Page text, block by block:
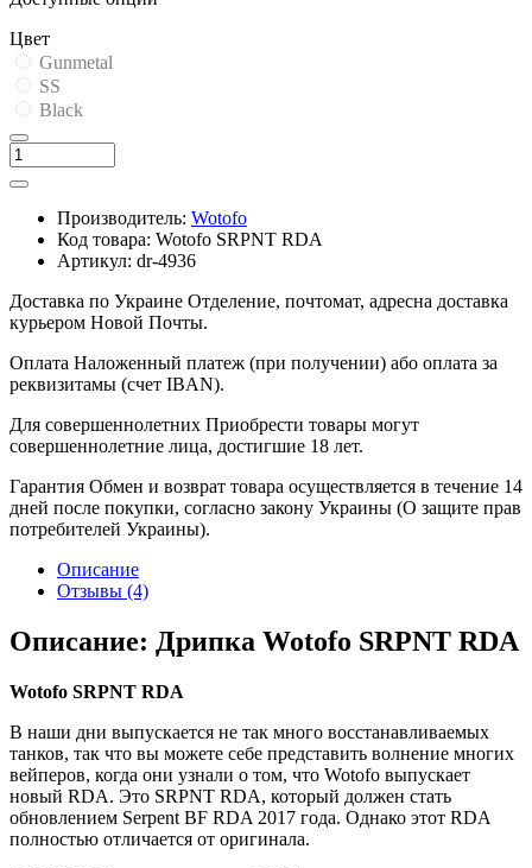
Цвет
Gunmetal
SS
Black
Производитель: Wotofo
Код товара: Wotofo SRPNT RDA
Артикул: dr-4936
Доставка по Украине Отделение, почтомат, адресна доставка
курьером Новой Почты.
Оплата Наложенный платеж (при получении) або оплата за
реквизитамы (счет IBAN).
Для совершеннолетних Приобрести товары могут
совершеннолетние лица, достигшие 18 лет.
Гарантия Обмен и возврат товара осуществляется в течение 14
дней после покупки, согласно закону Украины (О защите прав
потребителей Украины).
Описание
Отзывы (4)
Описание: Дрипка Wotofo SRPNT RDA
Wotofo SRPNT RDA
В наши дни выпускается не так много восстанавливаемых
танков, так что вы можете себе представить волнение многих
вейперов, когда они узнали о том, что Wotofo выпускает
новый RDA. Это SRPNT RDA, который должен стать
обновлением Serpent BF RDA 2017 года. Однако этот RDA
полностью отличается от оригинала.